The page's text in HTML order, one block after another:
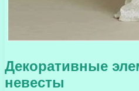
Декоративные
невесты